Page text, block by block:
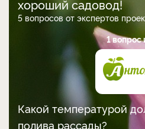
хороший садовод!
5 вопросов от экспертов
1 вопрос
Какой температурой
полива рассады?